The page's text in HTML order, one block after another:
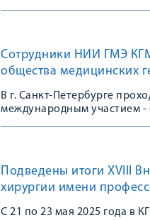
Сотрудники НИИ ГМЭ
общества медицинских
В г. Санкт-Петербурге
международным участием -
Подведены итоги XVIII
хирургии имени
С 21 по 23 мая 2025 года в